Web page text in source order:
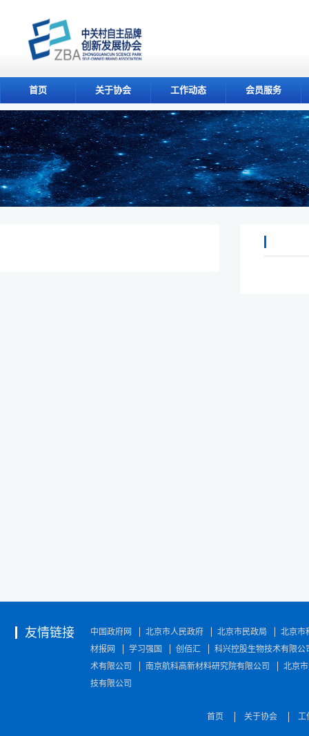
首页 关于协会 工作动态 会员服务
友情链接 中国政府网 北京市人民政府 北京市民政局
北京市
材报网
学习强国 创佰汇
科兴控股生物技术有限公
术有限公司
南京航科高新材料研究院有限公司
北京
技有限公司
首页 关于协会 工